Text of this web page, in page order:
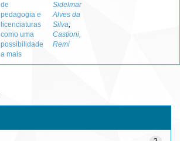
de
pedagogia e
licenciaturas
como uma
possibilidade
a mais
Sidelmar
Alves da
Silva;
Castioni,
Remi